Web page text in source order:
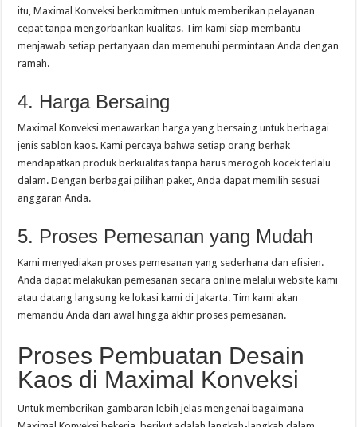
itu, Maximal Konveksi berkomitmen untuk memberikan pelayanan
cepat tanpa mengorbankan kualitas. Tim kami siap membantu
menjawab setiap pertanyaan dan memenuhi permintaan Anda dengan
ramah.
4. Harga Bersaing
Maximal Konveksi menawarkan harga yang bersaing untuk berbagai
jenis sablon kaos. Kami percaya bahwa setiap orang berhak
mendapatkan produk berkualitas tanpa harus merogoh kocek terlalu
dalam. Dengan berbagai pilihan paket, Anda dapat memilih sesuai
anggaran Anda.
5. Proses Pemesanan yang Mudah
Kami menyediakan proses pemesanan yang sederhana dan efisien.
Anda dapat melakukan pemesanan secara online melalui website kami
atau datang langsung ke lokasi kami di Jakarta. Tim kami akan
memandu Anda dari awal hingga akhir proses pemesanan.
Proses Pembuatan Desain
Kaos di Maximal Konveksi
Untuk memberikan gambaran lebih jelas mengenai bagaimana